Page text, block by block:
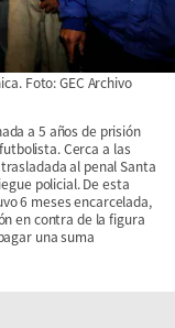
Foto: GEC Archivo
a 5 años de prisión
Cerca a las
al penal Santa
policial. De esta
6 meses encarcelada,
en contra de la figura
una suma